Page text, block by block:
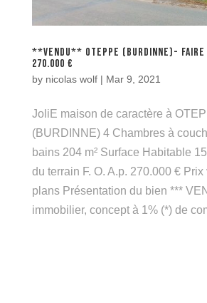
**VENDU** OTEPPE (BURDINNE)-
270.000 €
by nicolas wolf| Mar 9, 2021
JoliE maison de caractère à
(BURDINNE) 4 Chambres à
bains 204 m² Surface Habitable
du terrain F. O. A.p. 270.000 €
plans Présentation du bien ***
immobilier, concept à 1% (*) de